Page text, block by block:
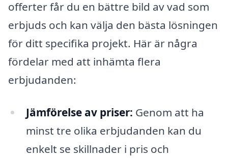
offerter får du en bättre bild av vad som
erbjuds och kan välja den bästa lösningen
för ditt specifika projekt. Här är några
fördelar med att inhämta flera
erbjudanden:
Jämförelse av priser: Genom att ha
minst tre olika erbjudanden kan du
enkelt se skillnader i pris och